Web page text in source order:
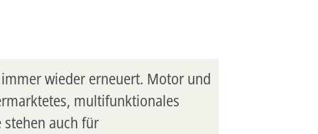
wieder erneuert. Motor und
multifunktionales
stehen auch für